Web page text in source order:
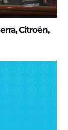
Citroën,